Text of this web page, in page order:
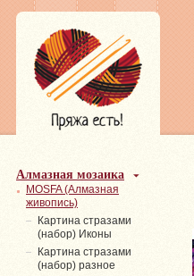
Алмазная мозаика
MOSFA (Алмазная
живопись)
Картина стразами
(набор) Иконы
Картина стразами
(набор) разное